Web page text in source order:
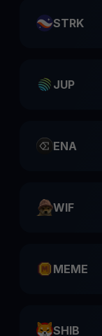
STRK
JUP
ENA
WIF
MEME
SHIB